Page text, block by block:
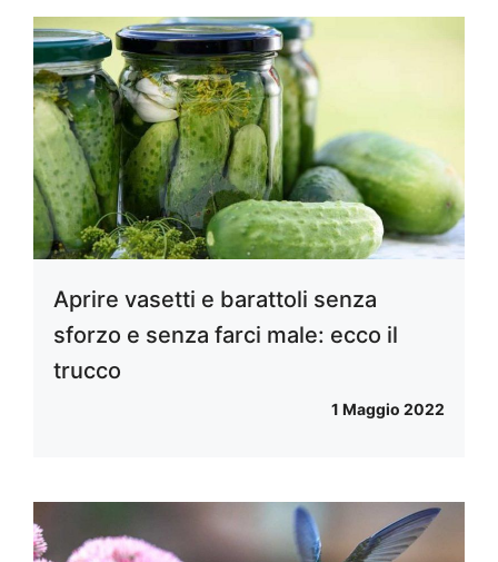
Aprire vasetti e barattoli senza
sforzo e senza farci male: ecco il
trucco
1 Maggio 2022